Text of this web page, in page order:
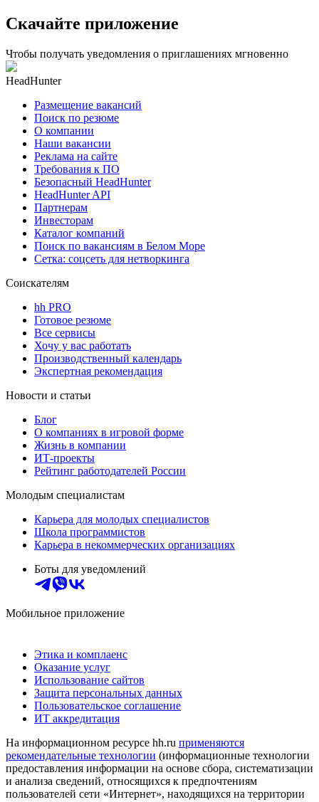
Скачайте приложение
Чтобы получать уведомления о приглашениях мгновенно
HeadHunter
Размещение вакансий
Поиск по резюме
О компании
Наши вакансии
Реклама на сайте
Требования к ПО
Безопасный HeadHunter
HeadHunter API
Партнерам
Инвесторам
Каталог компаний
Поиск по вакансиям в Белом Море
Сетка: соцсеть для нетворкинга
Соискателям
hh PRO
Готовое резюме
Все сервисы
Хочу у вас работать
Производственный календарь
Экспертная рекомендация
Новости и статьи
Блог
О компаниях в игровой форме
Жизнь в компании
ИТ-проекты
Рейтинг работодателей России
Молодым специалистам
Карьера для молодых специалистов
Школа программистов
Карьера в некоммерческих организациях
Боты для уведомлений
Мобильное приложение
Этика и комплаенс
Оказание услуг
Использование сайтов
Защита персональных данных
Пользовательское соглашение
ИТ аккредитация
На информационном ресурсе hh.ru применяются
рекомендательные технологии (информационные технологии
предоставления информации на основе сбора, систематизации
и анализа сведений, относящихся к предпочтениям
пользователей сети «Интернет», находящихся на территории